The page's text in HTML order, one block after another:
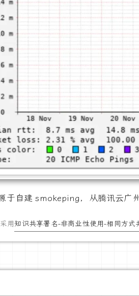
于自建 smokeping，从腾讯云广州
用知识共享署名-非商业性使用-相同方式